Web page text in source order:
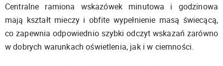
Centralne ramiona wskazówek minutowa i godzinowa
mają kształt mieczy i obfite wypełnienie masą świecącą,
co zapewnia odpowiednio szybki odczyt wskazań zarówno
w dobrych warunkach oświetlenia, jak i w ciemności.